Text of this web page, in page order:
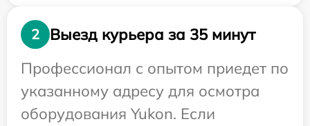
2
Выезд курьера за 35 минут
Профессионал с опытом приедет по
указанному адресу для осмотра
оборудования Yukon. Если